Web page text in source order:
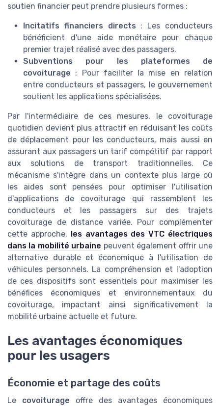
soutien financier peut prendre plusieurs formes :
Incitatifs financiers directs : Les conducteurs
bénéficient d'une aide monétaire pour chaque
premier trajet réalisé avec des passagers.
Subventions pour les plateformes de
covoiturage : Pour faciliter la mise en relation
entre conducteurs et passagers, le gouvernement
soutient les applications spécialisées.
Par l'intermédiaire de ces mesures, le covoiturage
quotidien devient plus attractif en réduisant les coûts
de déplacement pour les conducteurs, mais aussi en
assurant aux passagers un tarif compétitif par rapport
aux solutions de transport traditionnelles. Ce
mécanisme s'intègre dans un contexte plus large où
les aides sont pensées pour optimiser l'utilisation
d'applications de covoiturage qui rassemblent les
conducteurs et les passagers sur des trajets
covoiturage de distance variée. Pour complémenter
cette approche, les avantages des VTC électriques
dans la mobilité urbaine peuvent également offrir une
alternative durable et économique à l'utilisation de
véhicules personnels. La compréhension et l'adoption
de ces dispositifs sont essentiels pour maximiser les
bénéfices économiques et environnementaux du
covoiturage, impactant ainsi significativement la
mobilité urbaine actuelle et future.
Les avantages économiques
pour les usagers
Économie et partage des coûts
Le covoiturage offre des avantages économiques